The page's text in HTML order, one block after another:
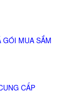
MUA SẮM
CẤP